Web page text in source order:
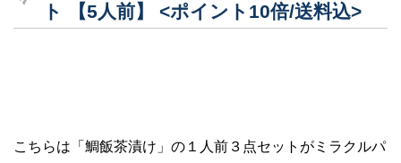
ト 【5人前】 <ポイント10倍/送料込>
こちらは「鯛飯茶漬け」の１人前３点セットがミラクルパ